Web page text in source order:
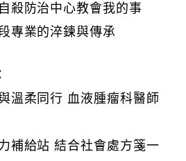
殺防治中心教會我的事
專業的淬鍊與傳承
溫柔同行 血液腫瘤科醫師
補給站 結合社會處方箋一